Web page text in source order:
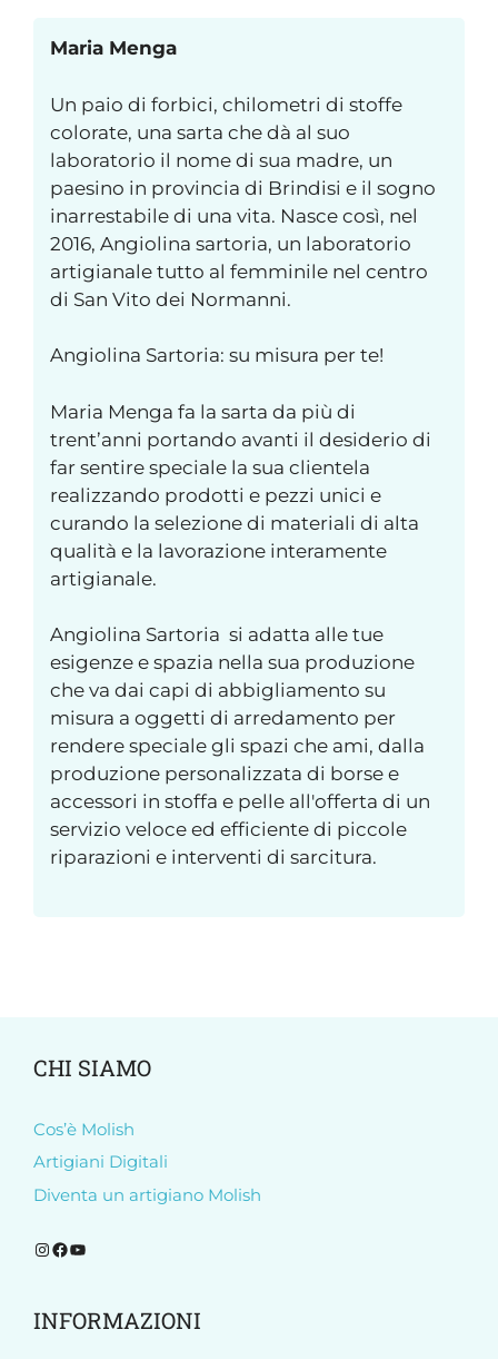
Maria Menga
Un paio di forbici, chilometri di stoffe
colorate, una sarta che dà al suo
laboratorio il nome di sua madre, un
paesino in provincia di Brindisi e il sogno
inarrestabile di una vita. Nasce così, nel
2016, Angiolina sartoria, un laboratorio
artigianale tutto al femminile nel centro
di San Vito dei Normanni.
Angiolina Sartoria: su misura per te!
Maria Menga fa la sarta da più di
trent’anni portando avanti il desiderio di
far sentire speciale la sua clientela
realizzando prodotti e pezzi unici e
curando la selezione di materiali di alta
qualità e la lavorazione interamente
artigianale.
Angiolina Sartoria si adatta alle tue
esigenze e spazia nella sua produzione
che va dai capi di abbigliamento su
misura a oggetti di arredamento per
rendere speciale gli spazi che ami, dalla
produzione personalizzata di borse e
accessori in stoffa e pelle all'offerta di un
servizio veloce ed efficiente di piccole
riparazioni e interventi di sarcitura.
CHI SIAMO
Cos’è Molish
Artigiani Digitali
Diventa un artigiano Molish
Segui Molish su Instagram
Segui Molish su Facebook
Iscriviti al nostro canale YouTube
INFORMAZIONI